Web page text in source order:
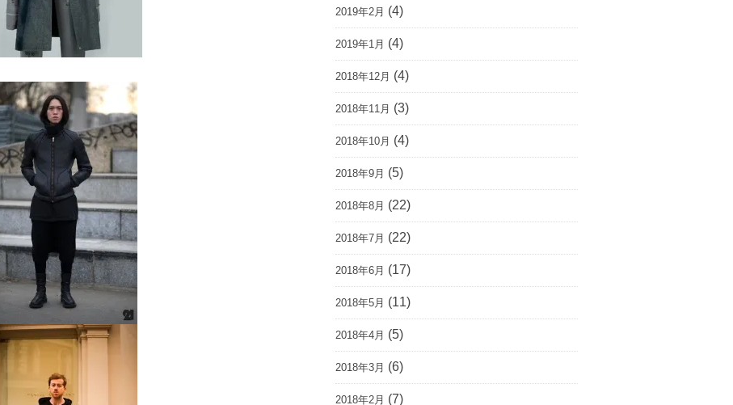
2019年2月 (4)
2019年1月 (4)
2018年12月 (4)
2018年11月 (3)
2018年10月 (4)
2018年9月 (5)
2018年8月 (22)
2018年7月 (22)
2018年6月 (17)
2018年5月 (11)
2018年4月 (5)
2018年3月 (6)
2018年2月 (7)